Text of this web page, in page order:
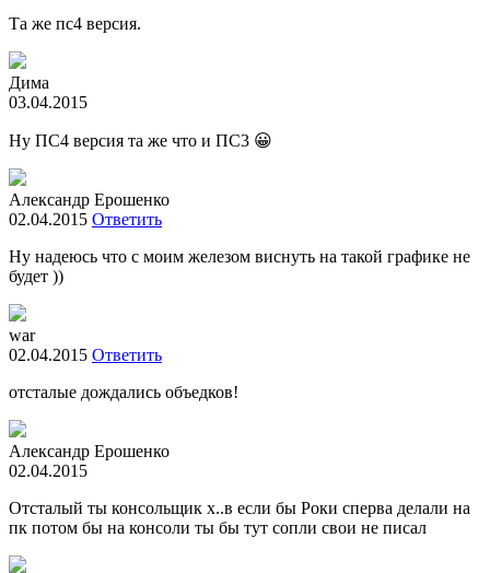
Та же пс4 версия.
Дима
03.04.2015
Ну ПС4 версия та же что и ПС3 😀
Александр Ерошенко
02.04.2015 Ответить
Ну надеюсь что с моим железом виснуть на такой графике не
будет ))
war
02.04.2015 Ответить
отсталые дождались объедков!
Александр Ерошенко
02.04.2015
Отсталый ты консольщик х..в если бы Роки сперва делали на
пк потом бы на консоли ты бы тут сопли свои не писал